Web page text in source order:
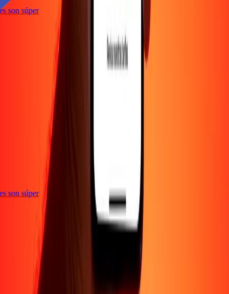
son súper
son súper
Blog Corporativo